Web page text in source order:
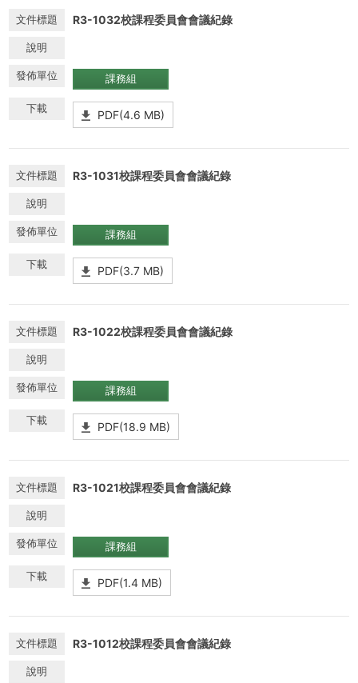
R3-1032校課程委員會會議紀錄
課務組
PDF(4.6 MB)
R3-1031校課程委員會會議紀錄
課務組
PDF(3.7 MB)
R3-1022校課程委員會會議紀錄
課務組
PDF(18.9 MB)
R3-1021校課程委員會會議紀錄
課務組
PDF(1.4 MB)
R3-1012校課程委員會會議紀錄